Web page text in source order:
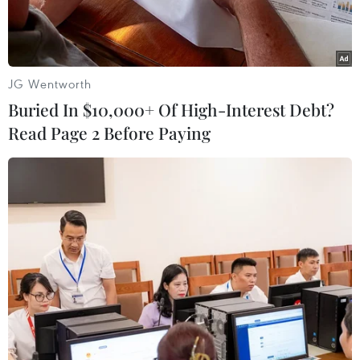
Bà con Cơtu vui trong ngày khánh thành Gươl mới của làng.
(Nguồn: Cổn thông tin điện tử huyện Nam Giang)
Vùng núi Quảng Nam có nhiều dân tộc anh em
cùng sinh sống gồm Ve, Triêng (Giẻ Triêng),
Xơđăng, Cor, Cadong, Cơtu…, tạo nên một nền
văn hóa dân gian hết sức đa dạng, phong phú.
JG Wentworth
Buried In $10,000+ Of High-Interest Debt?
Read Page 2 Before Paying